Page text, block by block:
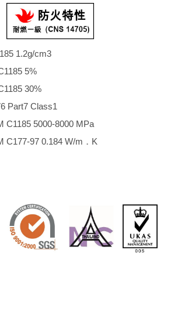
1.2g/cm3
5%
30%
Part7 Class1
C1185 5000-8000 MPa
C177-97 0.184 W/m．K